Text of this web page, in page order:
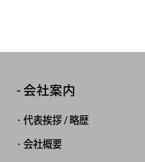
会社案内
代表挨拶 / 略歴
会社概要